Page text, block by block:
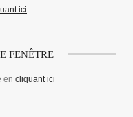
ici
FENÊTRE
en cliquant ici